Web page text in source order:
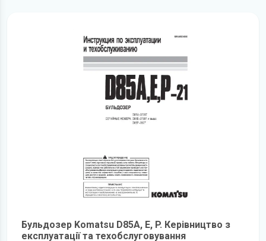
Бульдозер Komatsu D85A, E, P. Керівництво з
експлуатації та техобслуговування